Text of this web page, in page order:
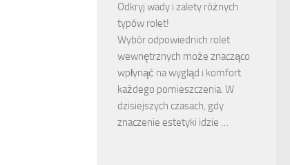
Odkryj wady i zalety różnych
typów rolet!
Wybór odpowiednich rolet
wewnętrznych może znacząco
wpłynąć na wygląd i komfort
każdego pomieszczenia. W
dzisiejszych czasach, gdy
znaczenie estetyki idzie …